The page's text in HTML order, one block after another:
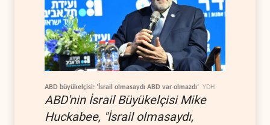
ABD büyükelçisi: ‘İsrail olmasaydı ABD var olmazdı’ YDH
ABD'nin İsrail Büyükelçisi Mike
Huckabee, "İsrail olmasaydı,